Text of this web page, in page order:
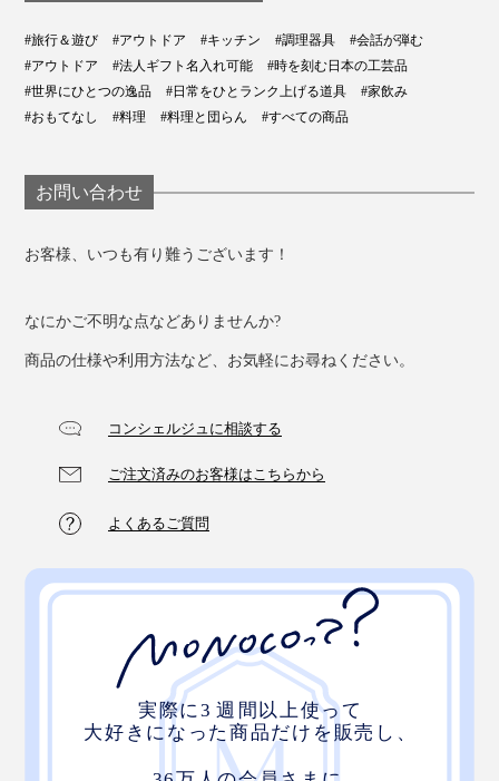
#旅行＆遊び #アウトドア #キッチン #調理器具
#会話が弾む
#アウトドア
#法人ギフト名入れ可能
#時を刻む日本の工芸品
#世界にひとつの逸品
#日常をひとランク上げる道具
#家飲み
#おもてなし
#料理 #料理と団らん #すべての商品
お問い合わせ
お客様、いつも有り難うございます！
なにかご不明な点などありませんか?
商品の仕様や利用方法など、お気軽にお尋ねください。
コンシェルジュに相談する
ご注文済みのお客様はこちらから
よくあるご質問